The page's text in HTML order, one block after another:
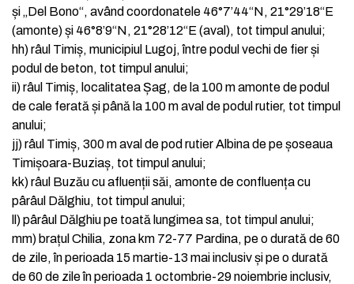
și „Del Bono“, având coordonatele 46°7’44“N, 21°29’18“E
(amonte) și 46°8’9“N, 21°28’12“E (aval), tot timpul anului;
hh)râul Timiș, municipiul Lugoj, între podul vechi de fier și
podul de beton, tot timpul anului;
ii)râul Timiș, localitatea Șag, de la 100 m amonte de podul
de cale ferată și până la 100 m aval de podul rutier, tot timpul
anului;
jj)râul Timiș, 300 m aval de pod rutier Albina de pe șoseaua
Timișoara-Buziaș, tot timpul anului;
kk)râul Buzău cu afluenții săi, amonte de confluența cu
pârâul Dălghiu, tot timpul anului;
ll)pârâul Dălghiu pe toată lungimea sa, tot timpul anului;
mm) brațul Chilia, zona km 72-77 Pardina, pe o durată de 60
de zile, în perioada 15 martie-13 mai inclusiv și pe o durată
de 60 de zile în perioada 1 octombrie-29 noiembrie inclusiv,